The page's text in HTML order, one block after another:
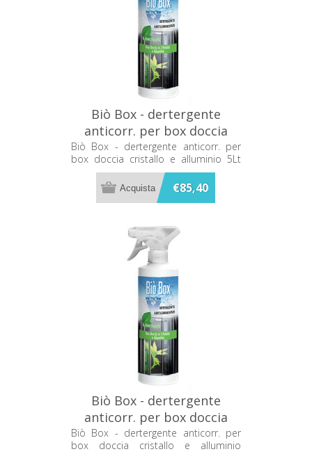
Biò Box - dertergente
anticorr. per box doccia
cristallo e alluminio 5Lt
Metacril 08205001
Biò Box - dertergente anticorr. per
box doccia cristallo e alluminio 5Lt
Metacril 08205001
€85,40
Biò Box - dertergente
anticorr. per box doccia
cristallo e alluminio
Metacril 08000501
Biò Box - dertergente anticorr. per
box doccia cristallo e alluminio